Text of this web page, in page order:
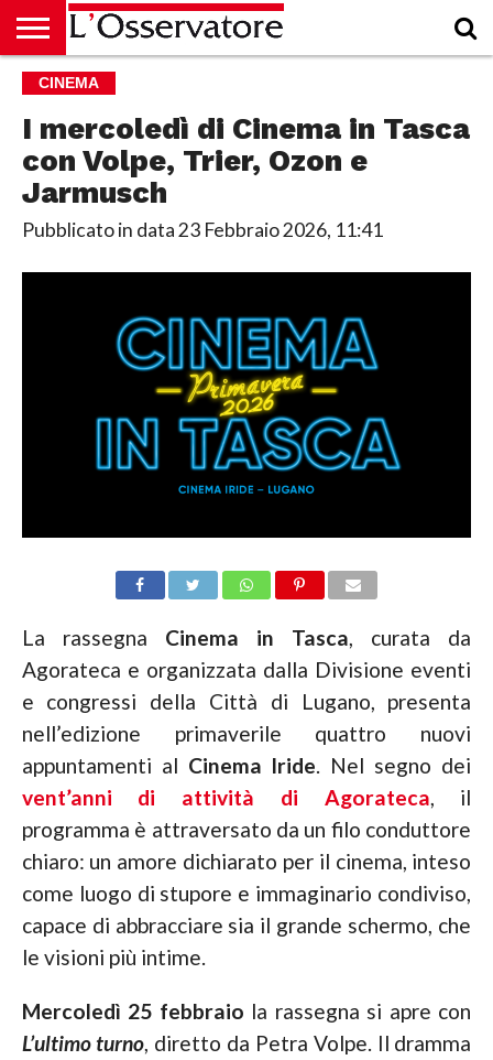
HOME
CULTURA
ECONOMIA
RUBRICHE
ARCHIVIO
PODCAST
ABBONAMENTO
CHI
ACCEDI
CINEMA
I mercoledì di Cinema in Tasca
con Volpe, Trier, Ozon e
Jarmusch
Pubblicato in data23 Febbraio 2026, 11:41
La rassegna Cinema in Tasca , curata da
Agorateca e organizzata dalla Divisione eventi
e congressi della Città di Lugano, presenta
nell’edizione primaverile quattro nuovi
appuntamenti al Cinema Iride . Nel segno dei
vent’anni di attività di Agorateca , il
programma è attraversato da un filo conduttore
chiaro: un amore dichiarato per il cinema, inteso
come luogo di stupore e immaginario condiviso,
capace di abbracciare sia il grande schermo, che
le visioni più intime.
Mercoledì 25 febbraio la rassegna si apre con
L’ultimo turno , diretto da Petra Volpe. Il dramma